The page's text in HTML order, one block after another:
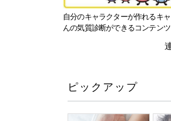
自分のキャラクターが作れるキ
んの気質診断ができるコンテンツ
ピックアップ